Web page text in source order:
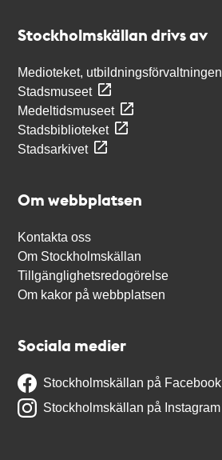
Stockholmskällan drivs av
Medioteket, utbildningsförvaltningen
Stadsmuseet
Medeltidsmuseet
Stadsbiblioteket
Stadsarkivet
Om webbplatsen
Kontakta oss
Om Stockholmskällan
Tillgänglighetsredogörelse
Om kakor på webbplatsen
Sociala medier
Stockholmskällan på Facebook
Stockholmskällan på Instagram